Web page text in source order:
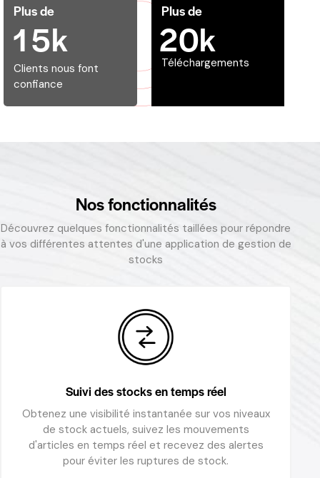
Plus de
15k
Clients nous font
confiance
Plus de
20k
Téléchargements
Nos fonctionnalités
Découvrez quelques fonctionnalités taillées pour répondre
à vos différentes attentes d'une application de gestion de
stocks
Suivi des stocks en temps réel
Obtenez une visibilité instantanée sur vos niveaux
de stock actuels, suivez les mouvements
d'articles en temps réel et recevez des alertes
pour éviter les ruptures de stock.